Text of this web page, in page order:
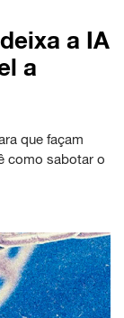
a IA
a
que façam
como sabotar o